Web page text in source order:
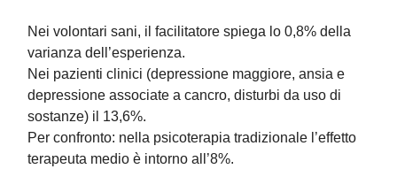
Nei volontari sani, il facilitatore spiega lo 0,8% della
varianza dell’esperienza.
Nei pazienti clinici (depressione maggiore, ansia e
depressione associate a cancro, disturbi da uso di
sostanze) il 13,6%.
Per confronto: nella psicoterapia tradizionale l’effetto
terapeuta medio è intorno all’8%.